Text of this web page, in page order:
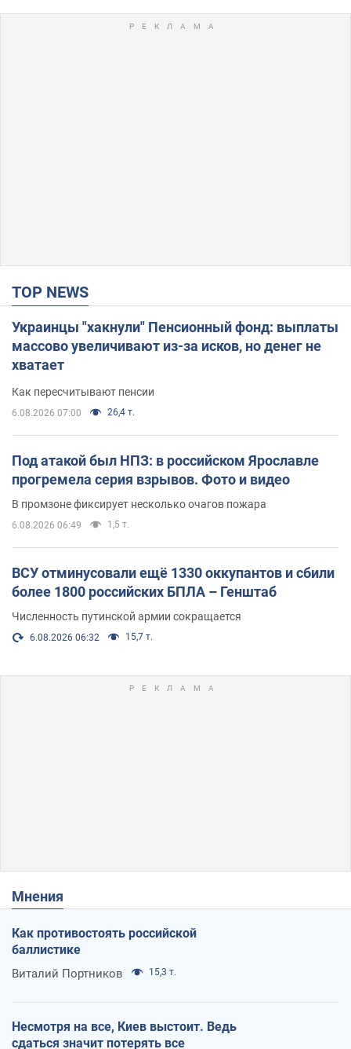
TOP NEWS
Украинцы "хакнули" Пенсионный фонд: выплаты
массово увеличивают из-за исков, но денег не
хватает
Как пересчитывают пенсии
6.08.2026 07:00 26,4 т.
Под атакой был НПЗ: в российском Ярославле
прогремела серия взрывов. Фото и видео
В промзоне фиксирует несколько очагов пожара
6.08.2026 06:49 1,5 т.
ВСУ отминусовали ещё 1330 оккупантов и сбили
более 1800 российских БПЛА – Генштаб
Численность путинской армии сокращается
6.08.2026 06:32 15,7 т.
Мнения
Как противостоять российской
баллистике
Виталий Портников 15,3 т.
Несмотря на все, Киев выстоит. Ведь
сдаться значит потерять все